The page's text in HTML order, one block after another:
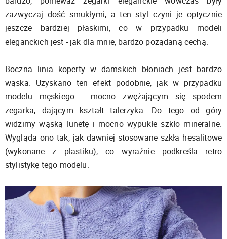
zazwyczaj dość smukłymi, a ten styl czyni je optycznie
jeszcze bardziej płaskimi, co w przypadku modeli
eleganckich jest - jak dla mnie, bardzo pożądaną cechą.
Boczna linia koperty w damskich błoniach jest bardzo
wąska. Uzyskano ten efekt podobnie, jak w przypadku
modelu męskiego - mocno zwężającym się spodem
zegarka, dającym kształt talerzyka. Do tego od góry
widzimy wąską lunetę i mocno wypukłe szkło mineralne.
Wygląda ono tak, jak dawniej stosowane szkła hesalitowe
(wykonane z plastiku), co wyraźnie podkreśla retro
stylistykę tego modelu.